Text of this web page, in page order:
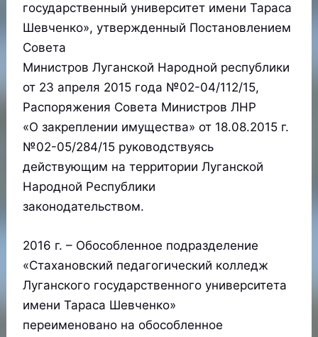
государственный университет имени Тараса
Шевченко», утвержденный Постановлением
Совета
Министров Луганской Народной республики
от 23 апреля 2015 года №02-04/112/15,
Распоряжения Совета Министров ЛНР
«О закреплении имущества» от 18.08.2015 г.
№02-05/284/15 руководствуясь
действующим на территории Луганской
Народной Республики
законодательством.
2016 г. – Обособленное подразделение
«Стахановский педагогический колледж
Луганского государственного университета
имени Тараса Шевченко»
переименовано на обособленное